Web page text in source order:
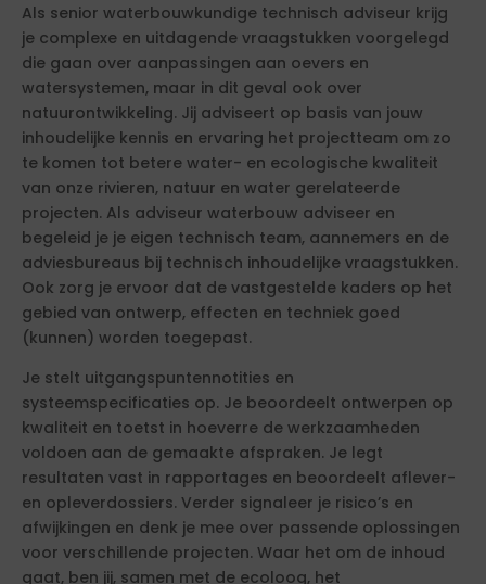
Als senior waterbouwkundige technisch adviseur krijg
je complexe en uitdagende vraagstukken voorgelegd
die gaan over aanpassingen aan oevers en
watersystemen, maar in dit geval ook over
natuurontwikkeling. Jij adviseert op basis van jouw
inhoudelijke kennis en ervaring het projectteam om zo
te komen tot betere water- en ecologische kwaliteit
van onze rivieren, natuur en water gerelateerde
projecten. Als adviseur waterbouw adviseer en
begeleid je je eigen technisch team, aannemers en de
adviesbureaus bij technisch inhoudelijke vraagstukken.
Ook zorg je ervoor dat de vastgestelde kaders op het
gebied van ontwerp, effecten en techniek goed
(kunnen) worden toegepast.
Je stelt uitgangspuntennotities en
systeemspecificaties op. Je beoordeelt ontwerpen op
kwaliteit en toetst in hoeverre de werkzaamheden
voldoen aan de gemaakte afspraken. Je legt
resultaten vast in rapportages en beoordeelt aflever-
en opleverdossiers. Verder signaleer je risico’s en
afwijkingen en denk je mee over passende oplossingen
voor verschillende projecten. Waar het om de inhoud
gaat, ben jij, samen met de ecoloog, het